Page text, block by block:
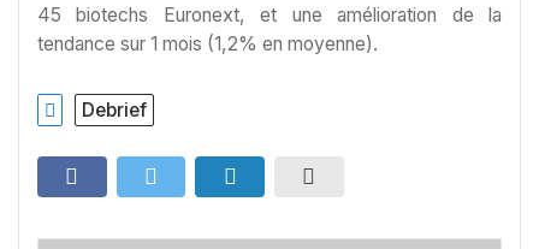
45 biotechs Euronext, et une amélioration de la
tendance sur 1 mois (1,2% en moyenne).
Debrief